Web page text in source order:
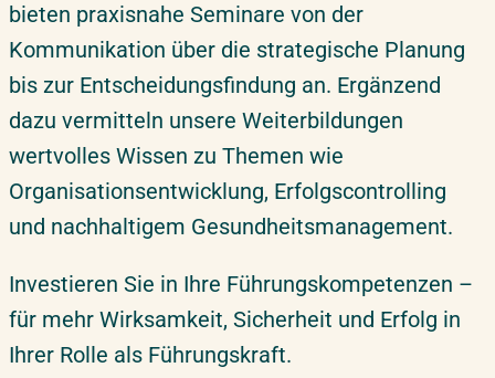
bieten praxisnahe Seminare von der
Kommunikation über die strategische Planung
bis zur Entscheidungsfindung an. Ergänzend
dazu vermitteln unsere Weiterbildungen
wertvolles Wissen zu Themen wie
Organisationsentwicklung, Erfolgscontrolling
und nachhaltigem Gesundheitsmanagement.
Investieren Sie in Ihre Führungskompetenzen –
für mehr Wirksamkeit, Sicherheit und Erfolg in
Ihrer Rolle als Führungskraft.